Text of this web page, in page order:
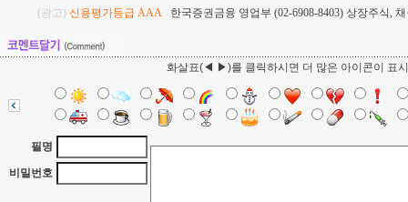
(광고) 신용평가등급 AAA 한국증권금융 영업부 (02-6908-8403) 상장주식,
화살표(◀ ▶)를 클릭하시면 더 많은 아이콘이 표
필명
비밀번호